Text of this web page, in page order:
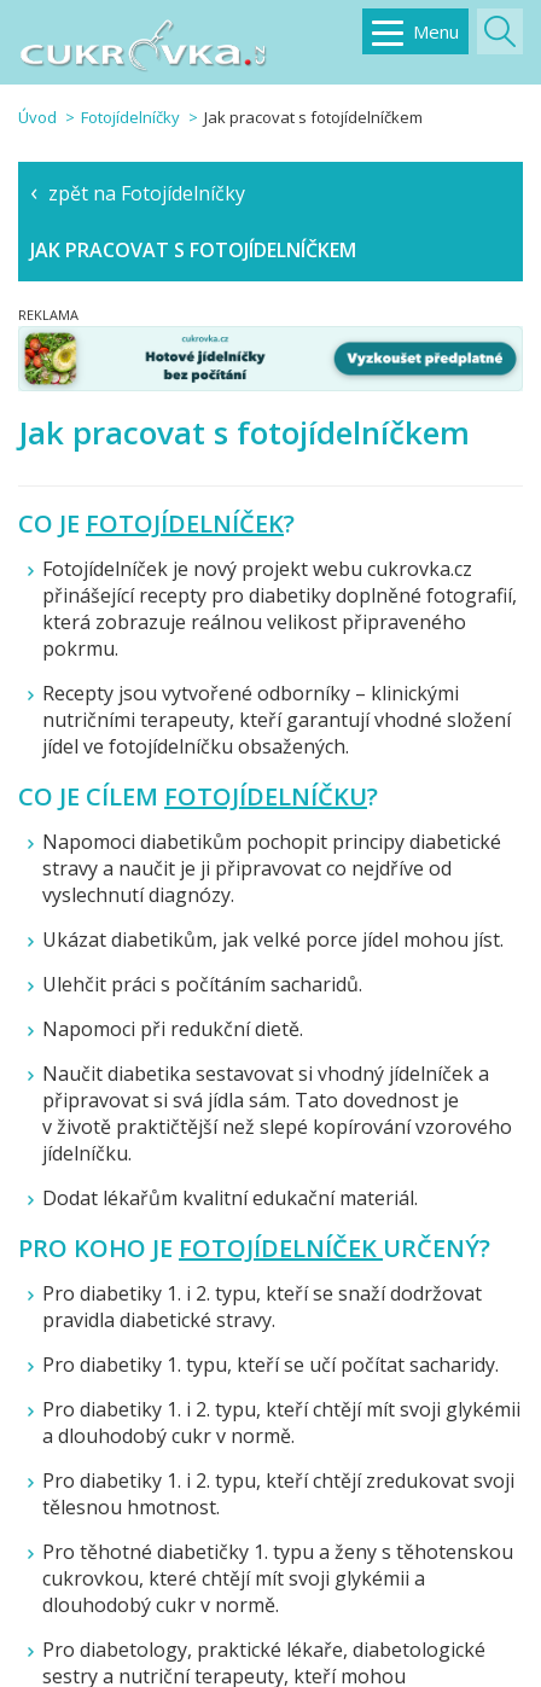
Menu
Úvod Fotojídelníčky Jak pracovat s fotojídelníčkem
zpět na Fotojídelníčky
JAK PRACOVAT S FOTOJÍDELNÍČKEM
Jak pracovat s fotojídelníčkem
CO JE FOTOJÍDELNÍČEK?
Fotojídelníček je nový projekt webu cukrovka.cz
přinášející recepty pro diabetiky doplněné fotografií,
která zobrazuje reálnou velikost připraveného
pokrmu.
Recepty jsou vytvořené odborníky – klinickými
nutričními terapeuty, kteří garantují vhodné složení
jídel ve fotojídelníčku obsažených.
CO JE CÍLEM FOTOJÍDELNÍČKU?
Napomoci diabetikům pochopit principy diabetické
stravy a naučit je ji připravovat co nejdříve od
vyslechnutí diagnózy.
Ukázat diabetikům, jak velké porce jídel mohou jíst.
Ulehčit práci s počítáním sacharidů.
Napomoci při redukční dietě.
Naučit diabetika sestavovat si vhodný jídelníček a
připravovat si svá jídla sám. Tato dovednost je
v životě praktičtější než slepé kopírování vzorového
jídelníčku.
Dodat lékařům kvalitní edukační materiál.
PRO KOHO JE FOTOJÍDELNÍČEK URČENÝ?
Pro diabetiky 1. i 2. typu, kteří se snaží dodržovat
pravidla diabetické stravy.
Pro diabetiky 1. typu, kteří se učí počítat sacharidy.
Pro diabetiky 1. i 2. typu, kteří chtějí mít svoji glykémii
a dlouhodobý cukr v normě.
Pro diabetiky 1. i 2. typu, kteří chtějí zredukovat svoji
tělesnou hmotnost.
Pro těhotné diabetičky 1. typu a ženy s těhotenskou
cukrovkou, které chtějí mít svoji glykémii a
dlouhodobý cukr v normě.
Pro diabetology, praktické lékaře, diabetologické
sestry a nutriční terapeuty, kteří mohou